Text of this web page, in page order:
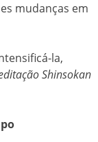
mudanças em
la,
Shinsokan